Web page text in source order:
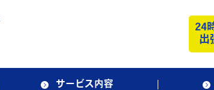
24
出
サービス内容